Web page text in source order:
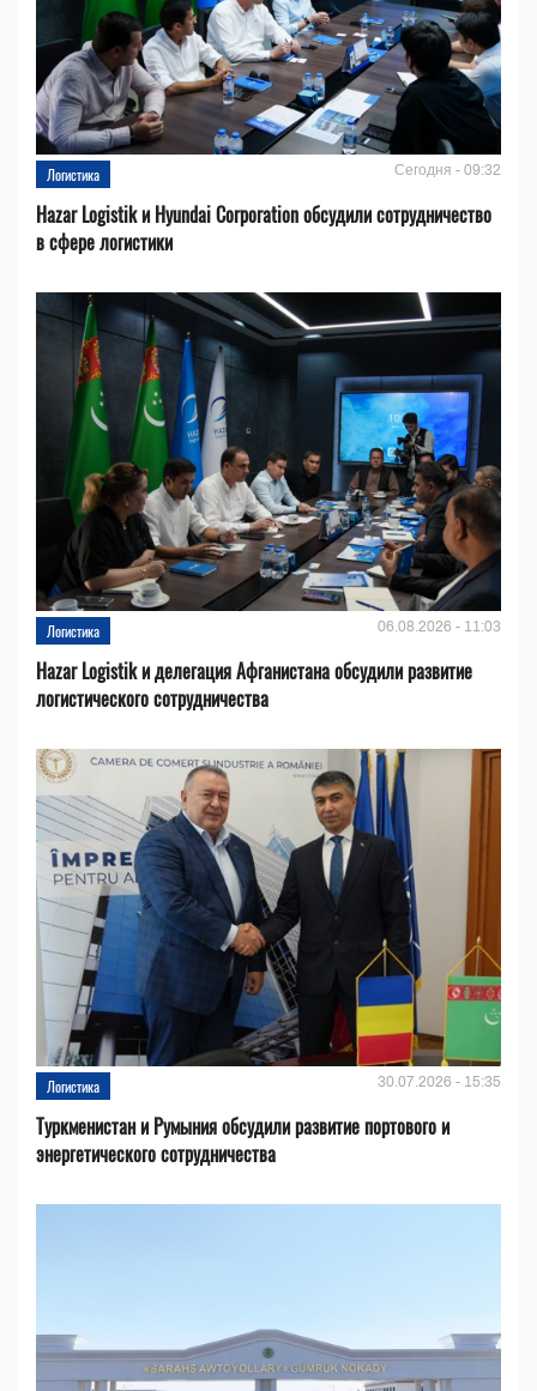
Логистика Сегодня - 09:32
Hazar Logistik и Hyundai Corporation обсудили сотрудничество
в сфере логистики
Логистика 06.08.2026 - 11:03
Hazar Logistik и делегация Афганистана обсудили развитие
логистического сотрудничества
Логистика 30.07.2026 - 15:35
Туркменистан и Румыния обсудили развитие портового и
энергетического сотрудничества